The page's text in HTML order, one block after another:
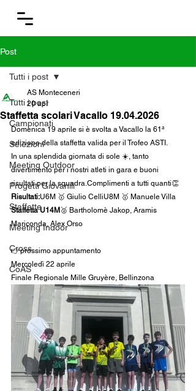
Post
Tutti i post
Campionati
Selezioni
Meeting Outdoor
Progetti Giovanili
Staffette
Meeting Indoor
Cross
CoAS
Tutti i post
Staffetta scolari Vacallo 19.04.2026
AS Monteceneri
20 apr
Domenica 19 aprile si è svolta a Vacallo la 61ª
edizione della staffetta valida per il Trofeo ASTI.
In una splendida giornata di sole ☀️, tanto
divertimento per i nostri atleti in gara e buoni
risultati per la squadra.Complimenti a tutti quanti👏
Risultati:U6M 🥇 Giulio CelliU8M 🥇 Manuele Villa
Staffetta U14M 🥈 Bartholomè Jakop, Aramis
Mariconda, Alex Orso
👉prossimo appuntamento
Mercoledì 22 aprile
Finale Regionale Mille Gruyère, Bellinzona